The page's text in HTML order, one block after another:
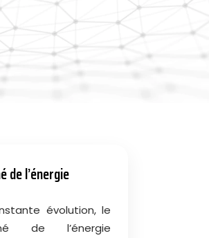
de l’énergie
évolution, le
de l’énergie